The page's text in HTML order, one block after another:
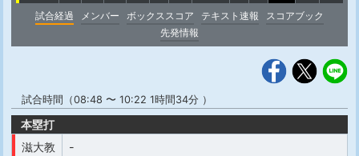
試合経過
メンバー ボックススコア テキスト速報
スコアブック
先発情報
試合時間（08:48 〜 10:22 1時間34分 ）
本塁打
滋大教
-